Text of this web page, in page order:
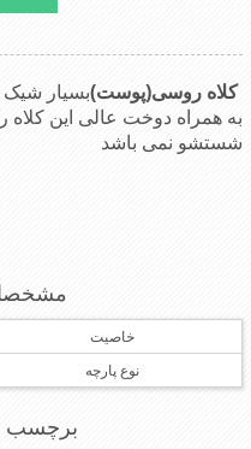
کلاه روسی(پوست)بسیار شیک
به همراه دوخت عالی این
شستشو نمی باشد
خاصیت
نوع پارچه
برچسب